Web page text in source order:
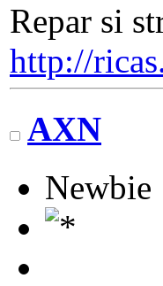
Repar si
http://
AXN
Newbie